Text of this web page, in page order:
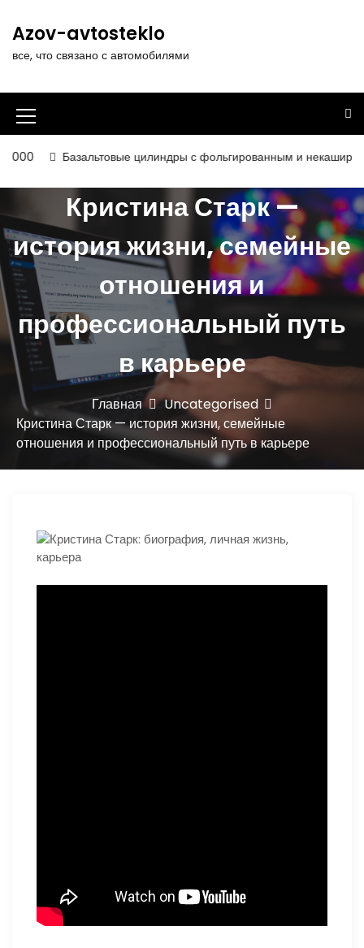
т
к
д
ж
м
о
м
Azov-avtosteklo
все, что связано с автомобилями
И
к
о
к
а
м
е
н
ю
цилиндры с фольгированным и некашированным
Кристина Старк —
история жизни, семейные
отношения и
профессиональный путь
в карьере
Главная
Uncategorised
Кристина Старк — история жизни, семейные
отношения и профессиональный путь в карьере